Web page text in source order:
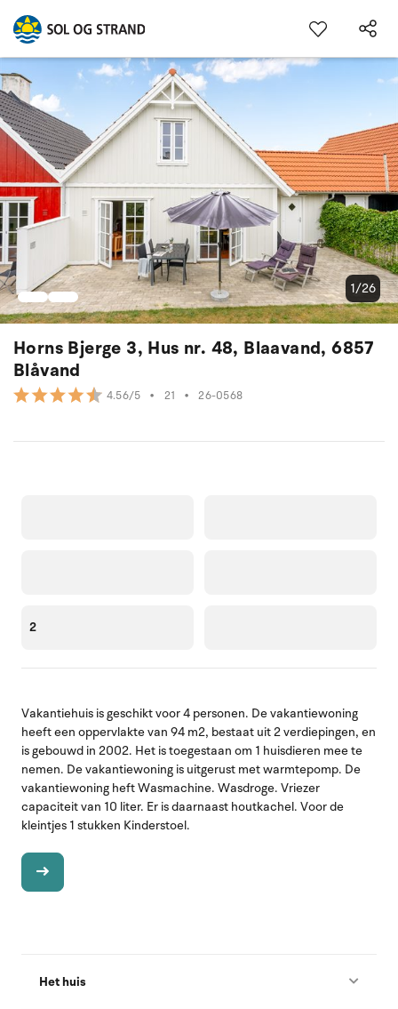
Horns Bjerge 3, Hus nr. 48, Blaavand, 6857
Blåvand
4.56/5 • 21 • 26-0568
1/26
2
Vakantiehuis is geschikt voor 4 personen. De vakantiewoning
heeft een oppervlakte van 94 m2, bestaat uit 2 verdiepingen, en
is gebouwd in 2002. Het is toegestaan om 1 huisdieren mee te
nemen. De vakantiewoning is uitgerust met warmtepomp. De
vakantiewoning heft Wasmachine. Wasdroge. Vriezer
capaciteit van 10 liter. Er is daarnaast houtkachel. Voor de
kleintjes 1 stukken Kinderstoel.
Het huis